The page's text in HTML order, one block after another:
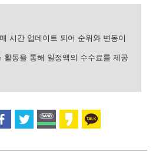
시간 업데이트 되어 순위와 변동이
활동을 통해 일정액의 수수료를 제공